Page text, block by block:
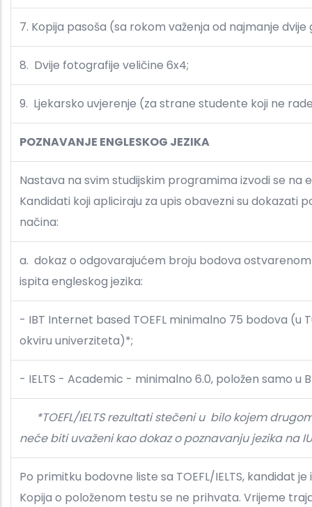
7. Kopija pasoša (sa rokom važenja od najmanje dvije
8. Dvije fotografije veličine 6x4;
9. Ljekarsko uvjerenje (za strane studente koji ne
POZNAVANJE ENGLESKOG JEZIKA
Nastava na svim studijskim programima izvodi se na
Kandidati koji apliciraju za upis obavezni su dokazati
načina:
a. dokaz o odgovarajućem broju bodova
ispita engleskog jezika:
- IBT Internet based TOEFL minimalno 75 bodova
okviru univerziteta)*;
- IELTS - Academic - minimalno 6.0, položen samo u
*TOEFL/IELTS rezultati stečeni u bilo kojem
neće biti uvaženi kao dokaz o poznavanju jezika na
Po primitku bodovne liste sa TOEFL/IELTS, kandidat
Kopija o položenom testu se ne prihvata. Vrijeme